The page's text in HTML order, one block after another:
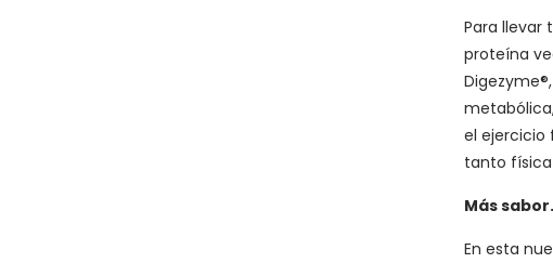
Para llevar
proteína
el ejercicio
tanto
Más
En esta